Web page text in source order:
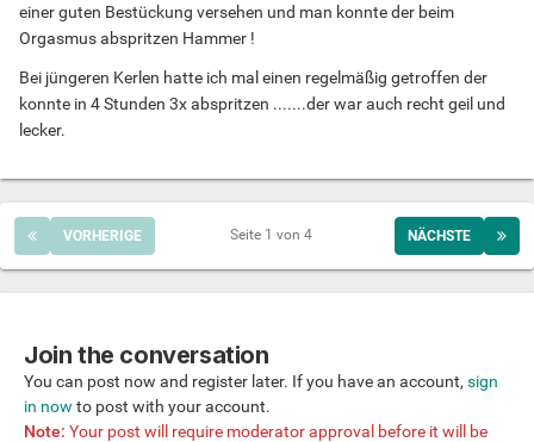
einer guten Bestückung versehen und man konnte der beim
Orgasmus abspritzen Hammer !
Bei jüngeren Kerlen hatte ich mal einen regelmäßig getroffen der
konnte in 4 Stunden 3x abspritzen .......der war auch recht geil und
lecker.
VORHERIGE NÄCHSTE
Seite 1 von 4
Join the conversation
You can post now and register later. If you have an account, sign
in now to post with your account.
Note: Your post will require moderator approval before it will be